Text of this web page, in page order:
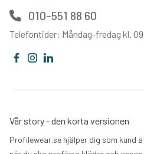
010-551 88 60
Telefontider: Måndag-fredag kl.
Vår story - den korta versionen
Profilewear.se hjälper dig som kund